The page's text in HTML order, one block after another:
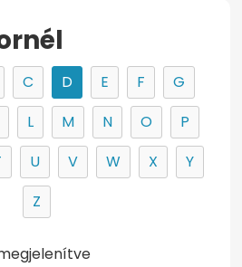
C D E F
G
L M N O
P
U V W X
Y
Z